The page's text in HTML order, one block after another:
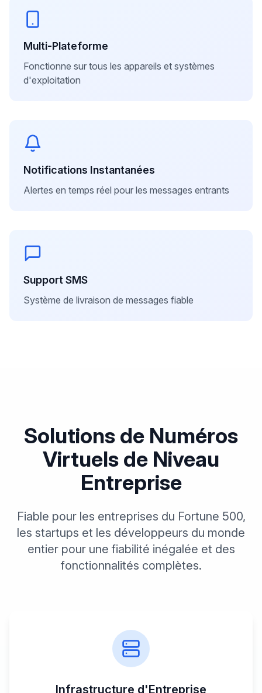
Multi-Plateforme
Fonctionne sur tous les appareils et systèmes
d'exploitation
Notifications Instantanées
Alertes en temps réel pour les messages entrants
Support SMS
Système de livraison de messages fiable
Solutions de Numéros
Virtuels de Niveau
Entreprise
Fiable pour les entreprises du Fortune 500,
les startups et les développeurs du monde
entier pour une fiabilité inégalée et des
fonctionnalités complètes.
Infrastructure d'Entreprise